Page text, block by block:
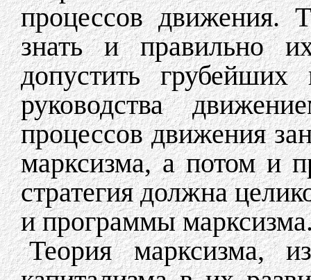
процессов движения.
знать и правильно
допустить
руководства
процессов движения
марксизма, а потом и
стратегия должна
и программы
Теория марксизма,